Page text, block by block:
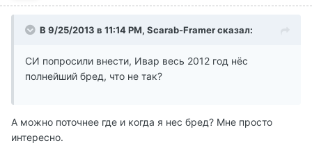
В 9/25/2013 в 11:14 PM, Scarab-Framer сказал:
СИ попросили внести, Ивар весь 2012 год нёс
полнейший бред, что не так?
А можно поточнее где и когда я нес бред? Мне просто
интересно.